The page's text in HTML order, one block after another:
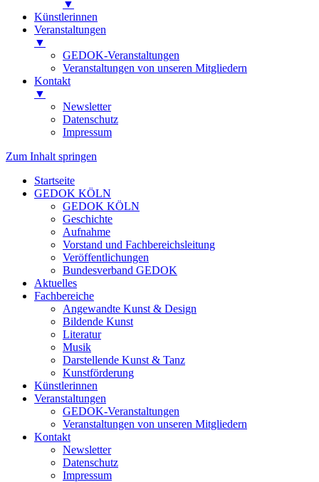
▼
Künstlerinnen
Veranstaltungen
▼
GEDOK-Veranstaltungen
Veranstaltungen von unseren Mitgliedern
Kontakt
▼
Newsletter
Datenschutz
Impressum
Zum Inhalt springen
Startseite
GEDOK KÖLN
GEDOK KÖLN
Geschichte
Aufnahme
Vorstand und Fachbereichsleitung
Veröffentlichungen
Bundesverband GEDOK
Aktuelles
Fachbereiche
Angewandte Kunst & Design
Bildende Kunst
Literatur
Musik
Darstellende Kunst & Tanz
Kunstförderung
Künstlerinnen
Veranstaltungen
GEDOK-Veranstaltungen
Veranstaltungen von unseren Mitgliedern
Kontakt
Newsletter
Datenschutz
Impressum